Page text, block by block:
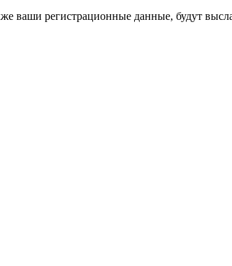
ваши регистрационные данные, будут